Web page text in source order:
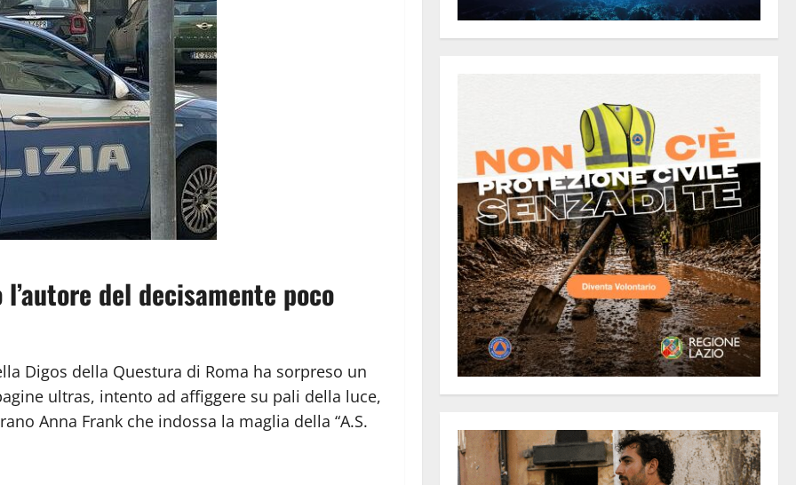
del decisamente poco
Digos della Questura di Roma ha sorpreso un
ultras, intento ad affiggere su pali della luce,
Anna Frank che indossa la maglia della “A.S.